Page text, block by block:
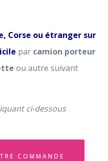
Corse ou étranger sur
par camion porteur
ou autre suivant
ci-dessous
COMMANDE